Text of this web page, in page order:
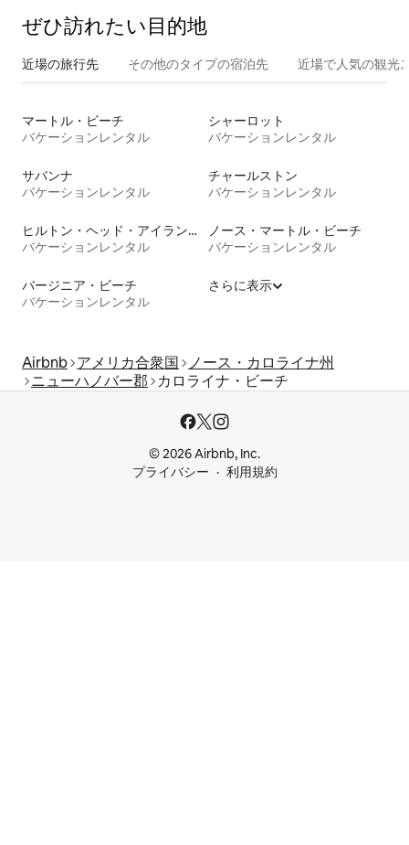
ぜひ訪⁠れ⁠た⁠い目⁠的⁠地
近場の旅行先 その他のタ⁠イ⁠プ⁠の宿⁠泊⁠先 近場で人気の観光
マートル・ビーチ
バケーションレンタル
シャーロット
バケーションレンタル
サバンナ
バケーションレンタル
チャールストン
バケーションレンタル
ヒルトン・ヘッド・アイランド
バケーションレンタル
ノース・マートル・ビーチ
バケーションレンタル
バージニア・ビーチ
バケーションレンタル
さらに表示
Airbnb アメリカ合衆国
ノース・カロライナ州
ニューハノバー郡
カロライナ・ビーチ
© 2026 Airbnb, Inc.
プライバシー
利用規約